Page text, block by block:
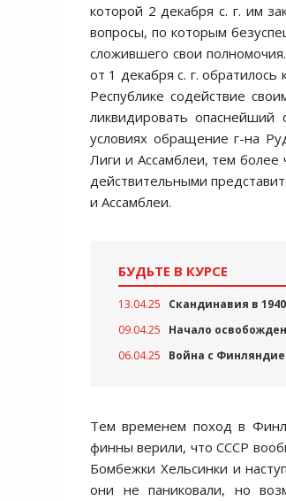
которой 2 декабря с. г. им
вопросы, по которым
сложившего свои
от 1 декабря с. г.
Республике содействие
ликвидировать
условиях обращение г-на
Лиги и Ассамблеи, тем
действительными
и Ассамблеи.
БУДЬТЕ В КУРСЕ
13.04.25
Скандинавия в
09.04.25
Начало
06.04.25
Война с
Тем временем поход в
финны верили, что СССР
Бомбежки Хельсинки и
они не паниковали, но